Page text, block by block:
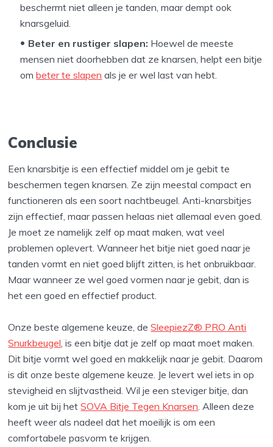
beschermt niet alleen je tanden, maar dempt ook
knarsgeluid.
Beter en rustiger slapen: Hoewel de meeste
mensen niet doorhebben dat ze knarsen, helpt een bitje
ombeter te slapen als je er wel last van hebt.
Conclusie
Een knarsbitje is een effectief middel om je gebit te
beschermen tegen knarsen. Ze zijn meestal compact en
functioneren als een soort nachtbeugel. Anti-knarsbitjes
zijn effectief, maar passen helaas niet allemaal even goed.
Je moet ze namelijk zelf op maat maken, wat veel
problemen oplevert. Wanneer het bitje niet goed naar je
tanden vormt en niet goed blijft zitten, is het onbruikbaar.
Maar wanneer ze wel goed vormen naar je gebit, dan is
het een goed en effectief product.
Onze beste algemene keuze, deSleepiezZ® PRO Anti
Snurkbeugel, is een bitje dat je zelf op maat moet maken.
Dit bitje vormt wel goed en makkelijk naar je gebit. Daarom
is dit onze beste algemene keuze. Je levert wel iets in op
stevigheid en slijtvastheid. Wil je een steviger bitje, dan
kom je uit bij hetSOVA Bitje Tegen Knarsen. Alleen deze
heeft weer als nadeel dat het moeilijk is om een
comfortabele pasvorm te krijgen.